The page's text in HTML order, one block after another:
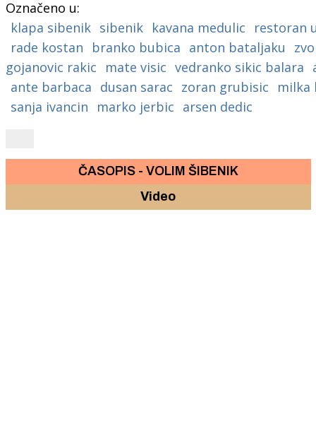
Označeno u:
klapa sibenik sibenik kavana medulic
restoran
rade kostan
branko bubica anton bataljaku
gojanovic rakic
mate visic vedranko sikic balara
ante barbaca dusan sarac zoran grubisic
milka
sanja ivancin
marko jerbic arsen dedic
ČASOPIS - VOLIM ŠIBENIK
Video